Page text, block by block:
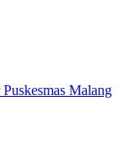
Malang